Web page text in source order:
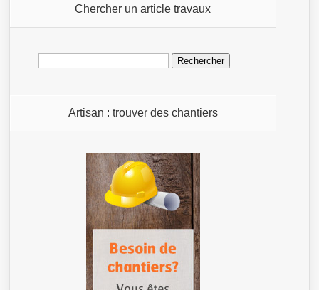
Chercher un article travaux
Rechercher :
Artisan : trouver des chantiers